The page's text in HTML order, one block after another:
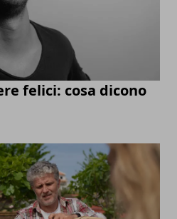
felici: cosa dicono